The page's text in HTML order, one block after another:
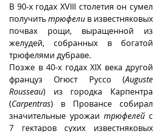
В 90-х годах XVIII столетия он сумел
получить трюфели в известняковых
почвах рощи, выращенной из
желудей, собранных в богатой
трюфелями дубраве.
Позже в 40-х годах XIX века другой
француз Огюст Руссо (Auguste
Rousseau) из городка Карпентра
(Carpentras) в Провансе собирал
значительные урожаи трюфелей с
7 гектаров сухих известняковых